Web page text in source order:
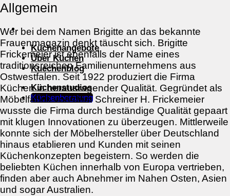
Küchenangebote
Über Küchen
Kuechenblog
Küchenstudios
Küchenberatung
Allgemein
Wer bei dem Namen Brigitte an das bekannte
Frauenmagazin denkt täuscht sich. Brigitte
Frickemeier ist ebenfalls der Name eines
traditionsreichen Familienunternehmens aus
Ostwestfalen. Seit 1922 produziert die Firma
Küchen in herausragender Qualität. Gegründet als
Möbelfabrik von dem Schreiner H. Frickemeier
wusste die Firma durch beständige Qualität gepaart
mit klugen Innovationen zu überzeugen. Mittlerweile
konnte sich der Möbelhersteller über Deutschland
hinaus etablieren und Kunden mit seinen
Küchenkonzepten begeistern. So werden die
beliebten Küchen innerhalb von Europa vertrieben,
finden aber auch Abnehmer im Nahen Osten, Asien
und sogar Australien.